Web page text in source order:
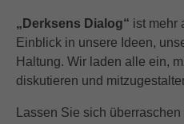
„Derksens Dialog“ ist mehr
Einblick in unsere Ideen,
Haltung. Wir laden alle ein,
diskutieren und
Lassen Sie sich überraschen